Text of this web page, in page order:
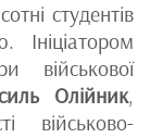
студентів
Ініціатором
військової
Олійник,
військово-